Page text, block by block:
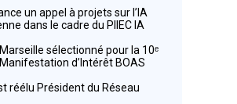
un appel à projets sur l’IA
dans le cadre du PIIEC IA
sélectionné pour la 10ᵉ
d’Intérêt BOAS
réélu Président du Réseau